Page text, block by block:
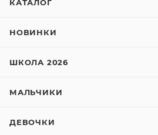
КАТАЛОГ
НОВИНКИ
ШКОЛА 2026
МАЛЬЧИКИ
ДЕВОЧКИ